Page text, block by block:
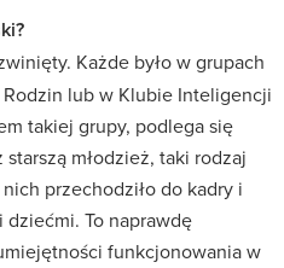
Każde było w grupach
lub w Klubie Inteligencji
takiej grupy, podlega się
młodzież, taki rodzaj
przechodziło do kadry i
dziećmi. To naprawdę
funkcjonowania w